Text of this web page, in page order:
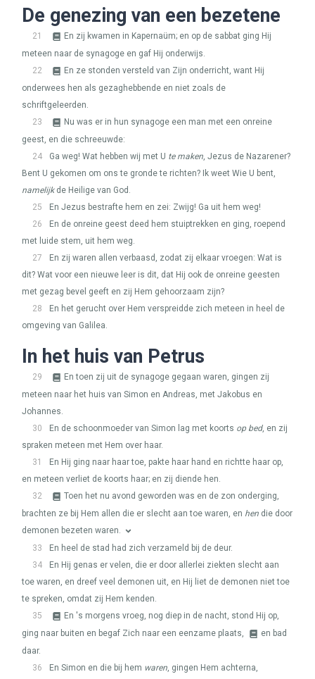
De genezing van een bezetene
21
En zij kwamen in Kapernaüm; en op de sabbat ging Hij
meteen naar de synagoge en gaf Hij onderwijs.
22
En ze stonden versteld van Zijn onderricht, want Hij
onderwees hen als gezaghebbende en niet zoals de
schriftgeleerden.
23
Nu was er in hun synagoge een man met een onreine
geest, en die schreeuwde:
24
Ga weg! Wat hebben wij met U te maken, Jezus de Nazarener?
Bent U gekomen om ons te gronde te richten? Ik weet Wie U bent,
namelijkde Heilige van God.
25
En Jezus bestrafte hem en zei: Zwijg! Ga uit hem weg!
26
En de onreine geest deed hem stuiptrekken en ging, roepend
met luide stem, uit hem weg.
27
En zij waren allen verbaasd, zodat zij elkaar vroegen: Wat is
dit? Wat voor een nieuwe leer is dit, dat Hij ook de onreine geesten
met gezag bevel geeft en zij Hem gehoorzaam zijn?
28
En het gerucht over Hem verspreidde zich meteen in heel de
omgeving van Galilea.
In het huis van Petrus
29
En toen zij uit de synagoge gegaan waren, gingen zij
meteen naar het huis van Simon en Andreas, met Jakobus en
Johannes.
30
En de schoonmoeder van Simon lag met koorts op bed, en zij
spraken meteen met Hem over haar.
31
En Hij ging naar haar toe, pakte haar hand en richtte haar op,
en meteen verliet de koorts haar; en zij diende hen.
32
Toen het nu avond geworden was en de zon onderging,
brachten ze bij Hem allen die er slecht aan toe waren, en hen die door
demonen bezeten waren.
33
En heel de stad had zich verzameld bij de deur.
34
En Hij genas er velen, die er door allerlei ziekten slecht aan
toe waren, en dreef veel demonen uit, en Hij liet de demonen niet toe
te spreken, omdat zij Hem kenden.
35
En 's morgens vroeg, nog diep in de nacht, stond Hij op,
ging naar buiten en begaf Zich naar een eenzame plaats,
en bad
daar.
36
En Simon en die bij hem waren, gingen Hem achterna,